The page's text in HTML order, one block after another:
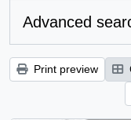
Advanced
Print preview